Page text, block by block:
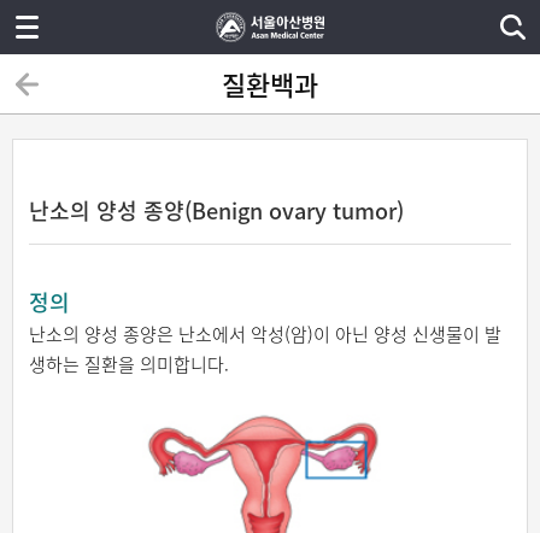
질환백과
난소의 양성 종양(Benign ovary tumor)
정의
난소의 양성 종양은 난소에서 악성(암)이 아닌 양성 신생물이 발
생하는 질환을 의미합니다.